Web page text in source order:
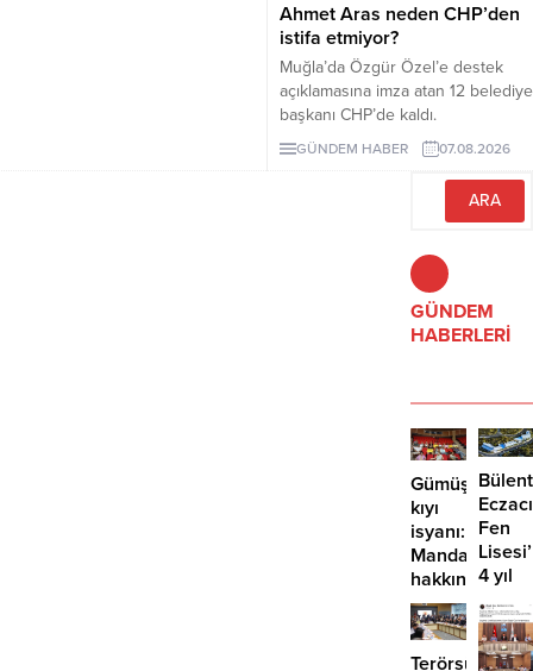
Ahmet Aras neden CHP’den
istifa etmiyor?
Muğla’da Özgür Özel’e destek
açıklamasına imza atan 12 belediye
başkanı CHP’de kaldı.
Milletvekilleri Yeni Parti’ye
geçerken belediye başkanlarının
tutumu ve CHP yönetiminin
GÜNDEM HABER 07.08.2026
GÜNDEM
HABERLERİ
Gümüşlük’te
kıyı
isyanı:
Mandalinci
hakkında
suç
duyurusu
Bülent
Fen
4 yıl
geçti,
hâlâ
proje
Terörsüz